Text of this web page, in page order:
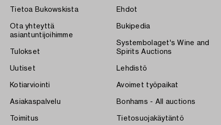
Tietoa Bukowskista
Ota yhteyttä
asiantuntijoihimme
Tulokset
Uutiset
Kotiarviointi
Asiakaspalvelu
Toimitus
Ehdot
Bukipedia
Systembolaget's Wine and
Spirits Auctions
Lehdistö
Avoimet työpaikat
Bonhams - All auctions
Tietosuojakäytäntö